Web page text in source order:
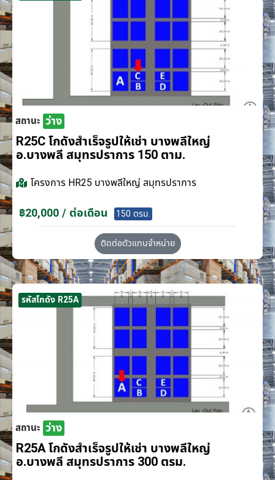
สถานะ ว่าง
R25C โกดังสำเร็จรูปให้เช่า บางพลีใหญ่
อ.บางพลี สมุทรปราการ 150 ตาม.
โครงการ HR25 บางพลีใหญ่ สมุทรปราการ
฿20,000 / ต่อเดือน 150 ตรม.
ติดต่อตัวแทนจำหน่าย
รหัสโกดัง R25A
สถานะ ว่าง
R25A โกดังสำเร็จรูปให้เช่า บางพลีใหญ่
อ.บางพลี สมุทรปราการ 300 ตรม.